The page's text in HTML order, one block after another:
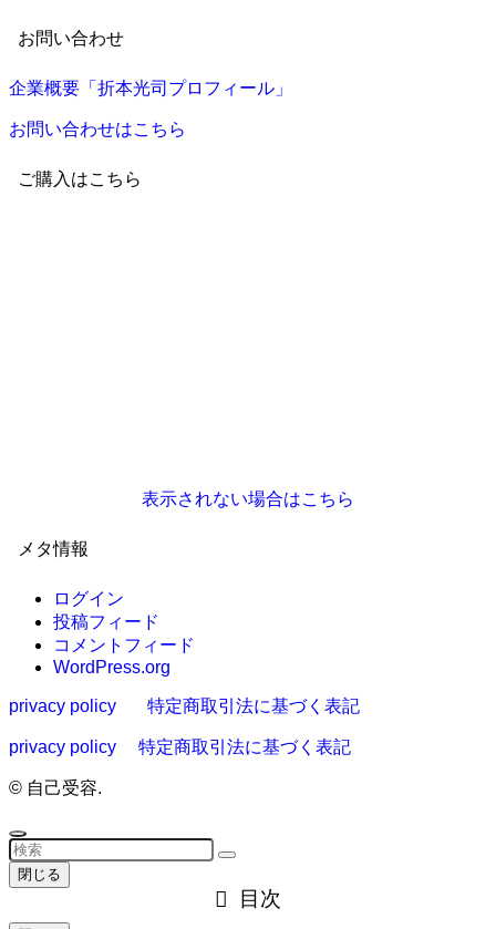
お問い合わせ
企業概要「折本光司プロフィール」
お問い合わせはこちら
ご購入はこちら
表示されない場合はこちら
メタ情報
ログイン
投稿フィード
コメントフィード
WordPress.org
privacy policy 特定商取引法に基づく表記
privacy policy 特定商取引法に基づく表記
© 自己受容.
閉じる
目次